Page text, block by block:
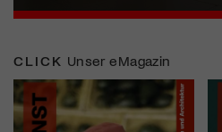
CLICK Unser eMagazin